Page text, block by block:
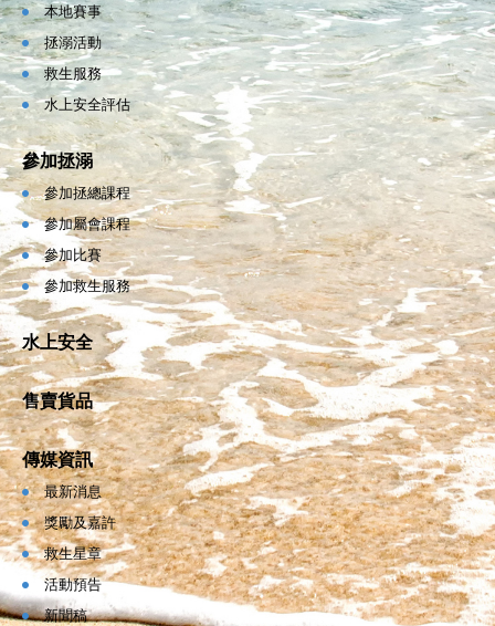
本地賽事
拯溺活動
救生服務
水上安全評估
參加拯溺
參加拯總課程
參加屬會課程
參加比賽
參加救生服務
水上安全
售賣貨品
傳媒資訊
最新消息
獎勵及嘉許
救生星章
活動預告
新聞稿